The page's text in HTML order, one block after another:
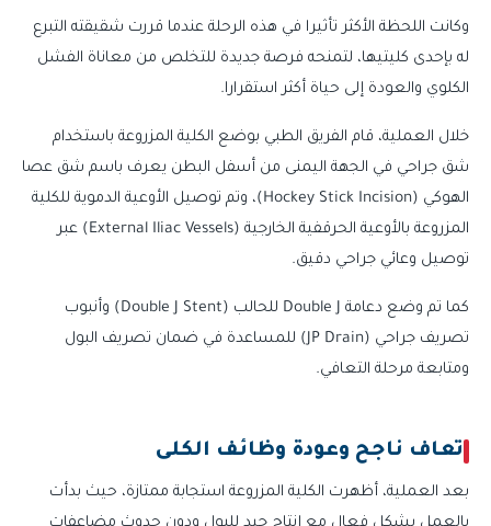
وكانت اللحظة الأكثر تأثيرا في هذه الرحلة عندما قررت شقيقته التبرع
له بإحدى كليتيها، لتمنحه فرصة جديدة للتخلص من معاناة الفشل
الكلوي والعودة إلى حياة أكثر استقرارا.
خلال العملية، قام الفريق الطبي بوضع الكلية المزروعة باستخدام
شق جراحي في الجهة اليمنى من أسفل البطن يعرف باسم شق عصا
الهوكي (Hockey Stick Incision)، وتم توصيل الأوعية الدموية للكلية
المزروعة بالأوعية الحرقفية الخارجية (External Iliac Vessels) عبر
توصيل وعائي جراحي دقيق.
كما تم وضع دعامة Double J للحالب (Double J Stent) وأنبوب
تصريف جراحي (JP Drain) للمساعدة في ضمان تصريف البول
ومتابعة مرحلة التعافي.
تعاف ناجح وعودة وظائف الكلى
بعد العملية، أظهرت الكلية المزروعة استجابة ممتازة، حيث بدأت